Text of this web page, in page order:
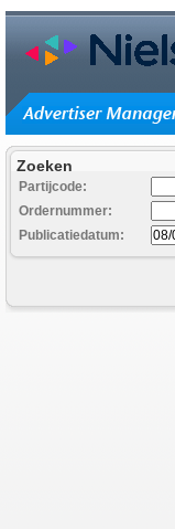
Zoeken
Partijcode:
Ordernummer:
Publicatiedatum: